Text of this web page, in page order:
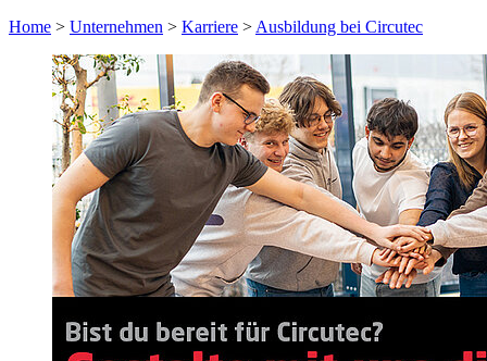
Home > Unternehmen > Karriere > Ausbildung bei Circutec